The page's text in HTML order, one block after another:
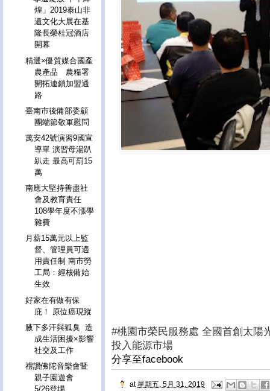
#桃園市榮民服務處 全國首創太陽
投入能源市場
分享至facebook
at 星期五, 5月 31, 2019
煌」2019泰山非
遺文化大展在基
隆長榮桂冠酒店
開幕
精選×優質媒合國產
農產品 農糧署
開拓連鎖加盟通
路
臺南市後備部委顧
團端節敬軍慰問
萬安42號演習9國宣
導單 演習母湯趴
趴走 最高可罰15
萬
南應大堅持善盡社
會及教育責任
108學年度不漲學
雜費
月薪15萬元以上監
督、管理員可適
用責任制 南市勞
工局：經核備始
生效
好家在有做有保
庇！ 原位癌現蹤
腋下多汗與狐臭 造
成生活困擾×影響
社交及工作
禮讚佛陀音樂會暨
親子園遊會
5/26登場